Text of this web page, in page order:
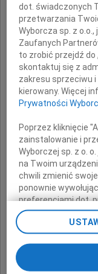
dot. świadczonych
przetwarzania
Wyborcza sp. z o.o.,
Zaufanych
to zrobić przejdź do
skontaktuj się z
zakresu sprzeciwu
kierowany. Więcej
Prywatności
Poprzez kliknięcie
zainstalowanie i
Wyborczej sp. z o.
na Twoim
chwili zmienić
ponownie
preferencjami dot.
odnośnik
przechodząc do
Zmiana ustawień
pomocą ustawień
My, nasi Zaufani